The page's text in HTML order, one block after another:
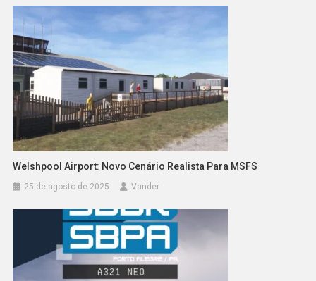
Welshpool Airport: Novo Cenário Realista Para MSFS
25 de agosto de 2025 Vander